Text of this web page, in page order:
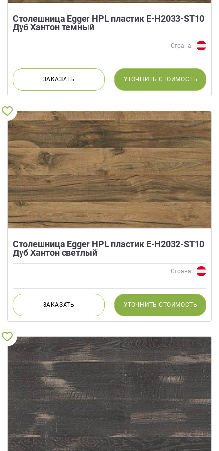
Столешница Egger HPL пластик E-H2033-ST10
Дуб Хантон темный
Страна:
ЗАКАЗАТЬ УТОЧНИТЬ СТОИМОСТЬ
Столешница Egger HPL пластик E-H2032-ST10
Дуб Хантон светлый
Страна:
ЗАКАЗАТЬ УТОЧНИТЬ СТОИМОСТЬ